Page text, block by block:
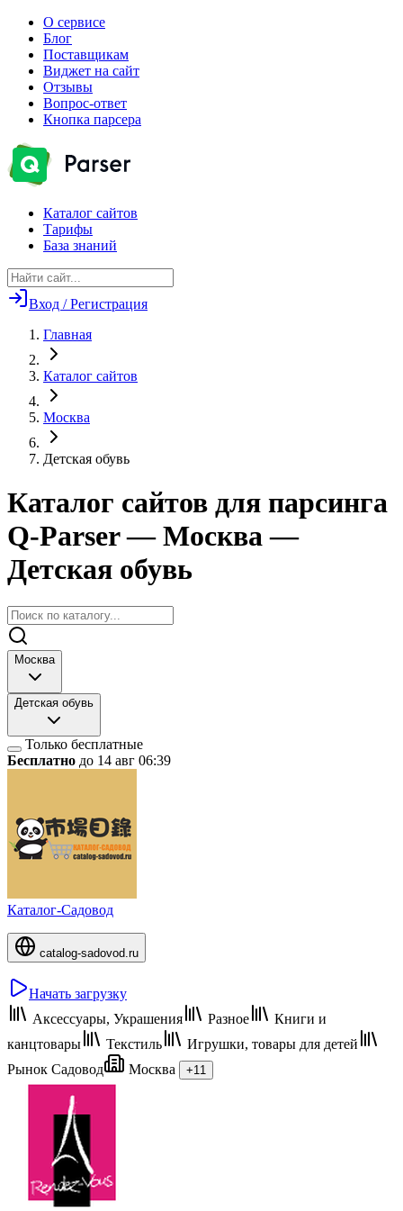
О сервисе
Блог
Поставщикам
Виджет на сайт
Отзывы
Вопрос-ответ
Кнопка парсера
Каталог сайтов
Тарифы
База знаний
Вход / Регистрация
Главная
Каталог сайтов
Москва
Детская обувь
Каталог сайтов для парсинга
Q-Parser— Москва —
Детская обувь
Москва
Детская обувь
Только бесплатные
Бесплатно до 14 авг 06:39
Каталог-Садовод
catalog-sadovod.ru
Начать загрузку
Аксессуары, Украшения
Разное
Книги и
канцтовары
Текстиль
Игрушки, товары для детей
Рынок Садовод
Москва +11